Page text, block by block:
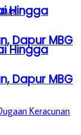
Hingga
Dapur MBG
Hingga
Dapur MBG